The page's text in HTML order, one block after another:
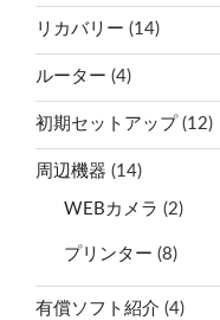
リカバリー (14)
ルーター (4)
初期セットアップ (12)
周辺機器 (14)
WEBカメラ (2)
プリンター (8)
有償ソフト紹介 (4)